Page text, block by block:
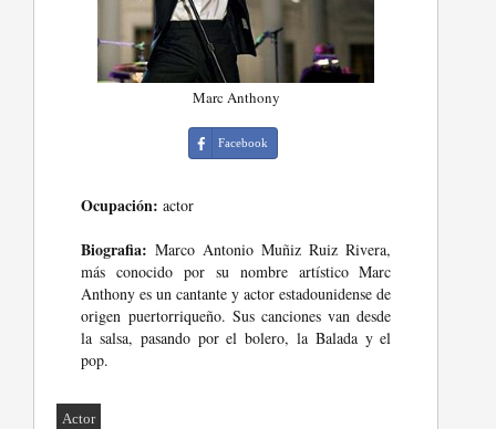
Marc Anthony
Facebook
Ocupación: actor
Biografia: Marco Antonio Muñiz Ruiz Rivera,
más conocido por su nombre artístico Marc
Anthony es un cantante y actor estadounidense de
origen puertorriqueño. Sus canciones van desde
la salsa, pasando por el bolero, la Balada y el
pop.
Actor